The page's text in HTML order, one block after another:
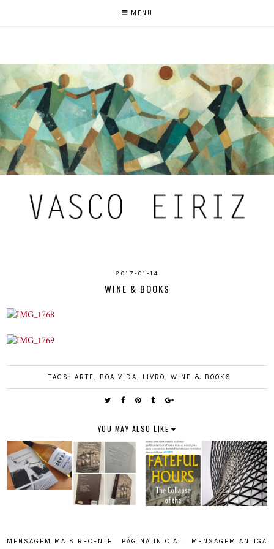
MENU
2017-01-14
WINE & BOOKS
TAGS:ARTE, BOA VIDA, LIVRO, WINE & BOOKS
YOU MAY ALSO LIKE
MENSAGEM MAIS RECENTE MENSAGEM ANTIGA
PÁGINA INICIAL